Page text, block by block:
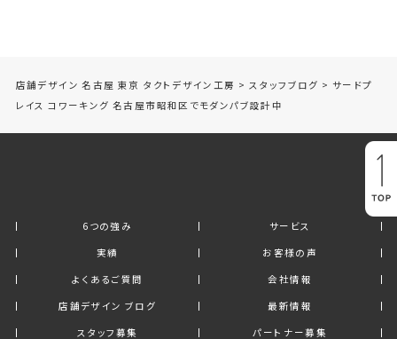
店舗デザイン 名古屋 東京 タクトデザイン工房 > スタッフブログ > サードプ
レイス コワーキング 名古屋市昭和区でモダンパブ設計中
6つの強み
サービス
実績
お客様の声
よくあるご質問
会社情報
店舗デザイン ブログ
最新情報
スタッフ募集
パートナー募集